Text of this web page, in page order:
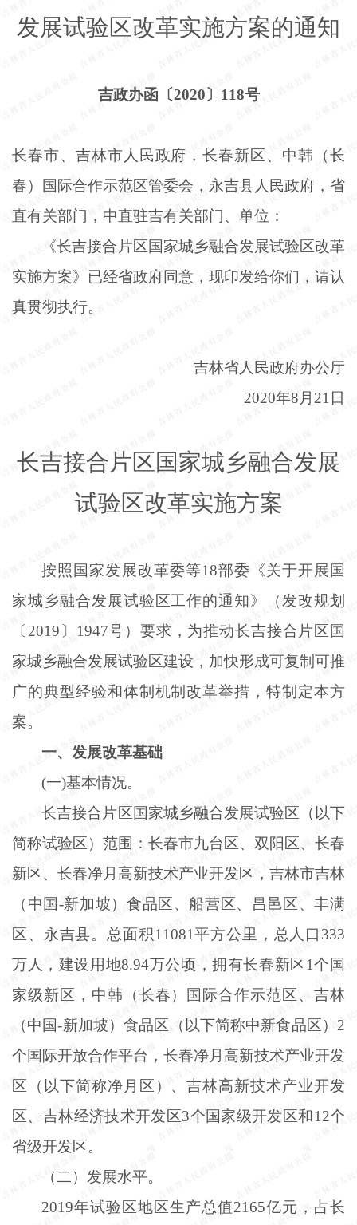
发展试验区改革实施方案的通知
吉政办函〔2020〕118号
长春市、吉林市人民政府，长春新区、中韩（长
春）国际合作示范区管委会，永吉县人民政府，省
直有关部门，中直驻吉有关部门、单位：
《长吉接合片区国家城乡融合发展试验区改革
实施方案》已经省政府同意，现印发给你们，请认
真贯彻执行。
吉林省人民政府办公厅
2020年8月21日
长吉接合片区国家城乡融合发展
试验区改革实施方案
按照国家发展改革委等18部委《关于开展国
家城乡融合发展试验区工作的通知》（发改规划
〔2019〕1947号）要求，为推动长吉接合片区国
家城乡融合发展试验区建设，加快形成可复制可推
广的典型经验和体制机制改革举措，特制定本方
案。
一、发展改革基础
(一)基本情况。
长吉接合片区国家城乡融合发展试验区（以下
简称试验区）范围：长春市九台区、双阳区、长春
新区、长春净月高新技术产业开发区，吉林市吉林
（中国-新加坡）食品区、船营区、昌邑区、丰满
区、永吉县。总面积11081平方公里，总人口333
万人，建设用地8.94万公顷，拥有长春新区1个国
家级新区，中韩（长春）国际合作示范区、吉林
（中国-新加坡）食品区（以下简称中新食品区）2
个国际开放合作平台，长春净月高新技术产业开发
区（以下简称净月区）、吉林高新技术产业开发
区、吉林经济技术开发区3个国家级开发区和12个
省级开发区。
（二）发展水平。
2019年试验区地区生产总值2165亿元，占长